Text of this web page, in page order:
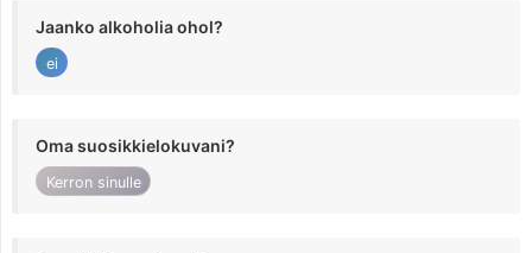
Jaanko alkoholia ohol?
ei
Oma suosikkielokuvani?
Kerron sinulle